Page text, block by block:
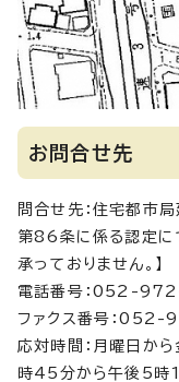
お問合せ先
問合せ先：住宅都市
第86条に係る認定に
承っておりません。】
電話番号：052-
ファクス番号：
応対時間：月曜日か
時45分から午後5時